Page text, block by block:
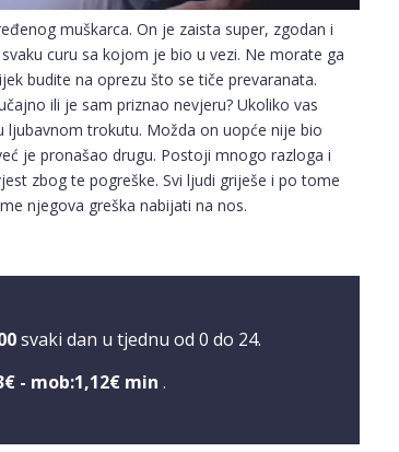
muškarca. On je zaista super, zgodan i
curu sa kojom je bio u vezi. Ne morate ga
budite na oprezu što se tiče prevaranata.
ili je sam priznao nevjeru? Ukoliko vas
trokutu. Možda on uopće nije bio
je pronašao drugu. Postoji mnogo razloga i
zbog te pogreške. Svi ljudi griješe i po tome
njegova greška nabijati na nos.
svaki dan u tjednu od 0 do 24.
- mob:1,12€ min .